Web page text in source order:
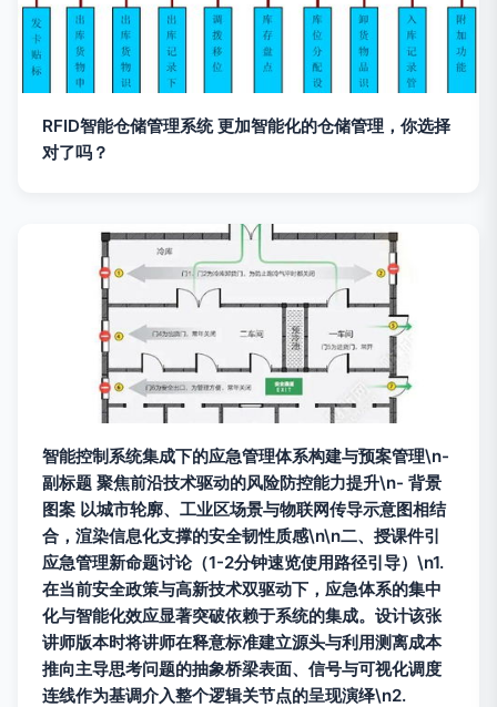
RFID智能仓储管理系统 更加智能化的仓储管理，你选择
对了吗？
智能控制系统集成下的应急管理体系构建与预案管理\n-
副标题 聚焦前沿技术驱动的风险防控能力提升\n- 背景
图案 以城市轮廓、工业区场景与物联网传导示意图相结
合，渲染信息化支撑的安全韧性质感\n\n二、授课件引
应急管理新命题讨论（1-2分钟速览使用路径引导）\n1.
在当前安全政策与高新技术双驱动下，应急体系的集中
化与智能化效应显著突破依赖于系统的集成。设计该张
讲师版本时将讲师在释意标准建立源头与利用测离成本
推向主导思考问题的抽象桥梁表面、信号与可视化调度
连线作为基调介入整个逻辑关节点的呈现演绎\n2.